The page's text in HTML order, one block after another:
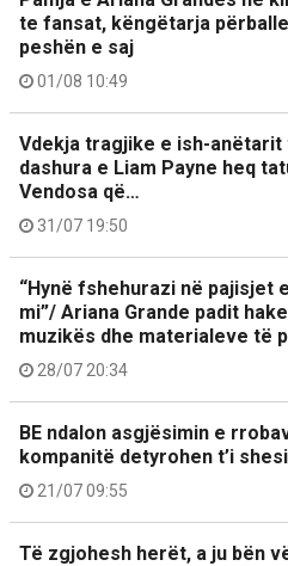
te fansat, këngëtarja
peshën e saj
01/08 10:49
Vdekja tragjike e ish-anëtarit
dashura e Liam Payne heq
Vendosa që…
31/07 19:50
“Hynë fshehurazi në pajisjet
mi”/ Ariana Grande padit
muzikës dhe materialeve të
28/07 20:34
BE ndalon asgjësimin e
kompanitë detyrohen t’i
21/07 09:55
Të zgjohesh herët, a ju bën